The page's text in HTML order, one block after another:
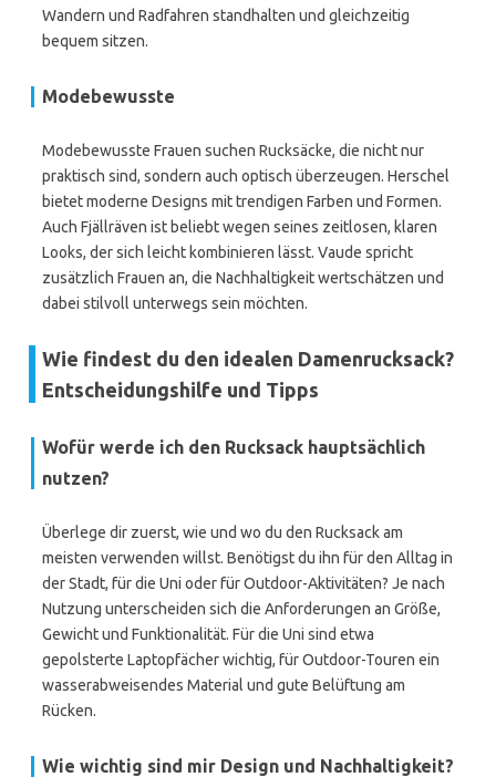
Wandern und Radfahren standhalten und gleichzeitig
bequem sitzen.
Modebewusste
Modebewusste Frauen suchen Rucksäcke, die nicht nur
praktisch sind, sondern auch optisch überzeugen. Herschel
bietet moderne Designs mit trendigen Farben und Formen.
Auch Fjällräven ist beliebt wegen seines zeitlosen, klaren
Looks, der sich leicht kombinieren lässt. Vaude spricht
zusätzlich Frauen an, die Nachhaltigkeit wertschätzen und
dabei stilvoll unterwegs sein möchten.
Wie findest du den idealen Damenrucksack?
Entscheidungshilfe und Tipps
Wofür werde ich den Rucksack hauptsächlich
nutzen?
Überlege dir zuerst, wie und wo du den Rucksack am
meisten verwenden willst. Benötigst du ihn für den Alltag in
der Stadt, für die Uni oder für Outdoor-Aktivitäten? Je nach
Nutzung unterscheiden sich die Anforderungen an Größe,
Gewicht und Funktionalität. Für die Uni sind etwa
gepolsterte Laptopfächer wichtig, für Outdoor-Touren ein
wasserabweisendes Material und gute Belüftung am
Rücken.
Wie wichtig sind mir Design und Nachhaltigkeit?